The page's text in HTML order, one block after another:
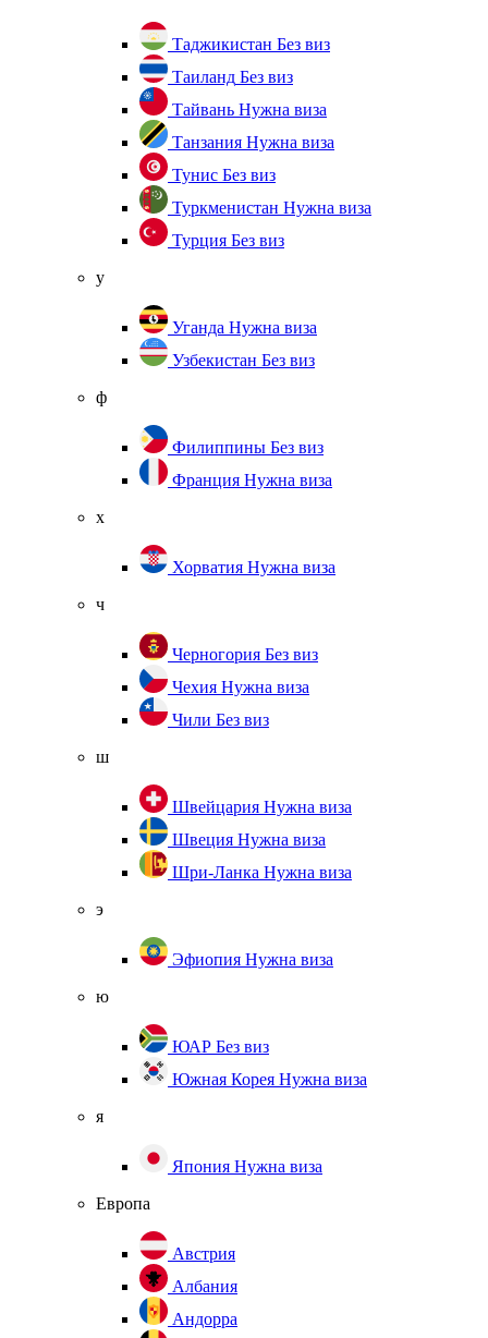
Таджикистан Без виз
Таиланд Без виз
Тайвань Нужна виза
Танзания Нужна виза
Тунис Без виз
Туркменистан Нужна виза
Турция Без виз
у
Уганда Нужна виза
Узбекистан Без виз
ф
Филиппины Без виз
Франция Нужна виза
х
Хорватия Нужна виза
ч
Черногория Без виз
Чехия Нужна виза
Чили Без виз
ш
Швейцария Нужна виза
Швеция Нужна виза
Шри-Ланка Нужна виза
э
Эфиопия Нужна виза
ю
ЮАР Без виз
Южная Корея Нужна виза
я
Япония Нужна виза
Европа
Австрия
Албания
Андорра